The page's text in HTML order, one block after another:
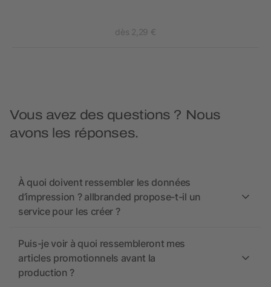
dès 2,29 €
Vous avez des questions ? Nous
avons les réponses.
À quoi doivent ressembler les données
d’impression ? allbranded propose-t-il un
service pour les créer ?
Puis-je voir à quoi ressembleront mes
articles promotionnels avant la
production ?